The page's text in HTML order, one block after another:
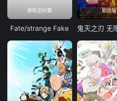
更新至01集
Fate/strange Fake
剧场版